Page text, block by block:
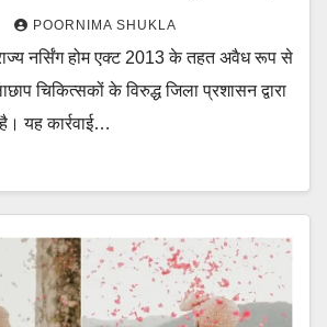
POORNIMA SHUKLA
नर्सिंग होम एक्ट 2013 के तहत अवैध रूप से
चिकित्सकों के विरुद्ध जिला प्रशासन द्वारा
यह कार्रवाई…